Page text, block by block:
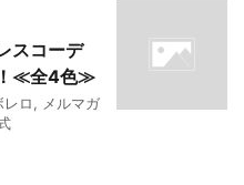
スコーデ
！≪全4色≫
レロ, メルマガ